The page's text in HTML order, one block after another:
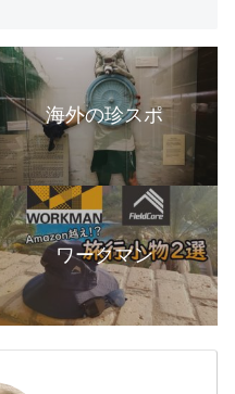
海外の珍スポ
ワークマン